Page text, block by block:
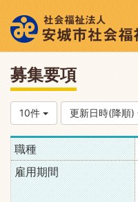
募集要項
10件 更新日時(降順)
職種
雇用期間